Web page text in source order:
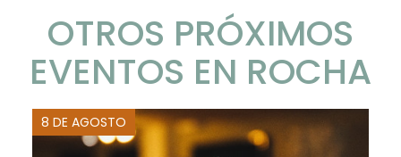
OTROS PRÓXIMOS
EVENTOS EN ROCHA
8 DE AGOSTO